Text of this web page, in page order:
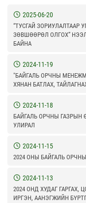
2025-06-20
“ТУСГАЙ ЗОРИУЛАЛТААР
ЗӨВШӨӨРӨЛ ОЛГОХ”
БАЙНА
2024-11-19
"БАЙГАЛЬ ОРЧНЫ
ХЯНАН БАТЛАХ,
2024-11-18
БАЙГАЛЬ ОРЧНЫ
УЛИРАЛ
2024-11-15
2024 ОНЫ БАЙГАЛЬ
2024-11-13
2024 ОНД ХУДАГ
ИРГЭН, ААНЭГЖИЙН